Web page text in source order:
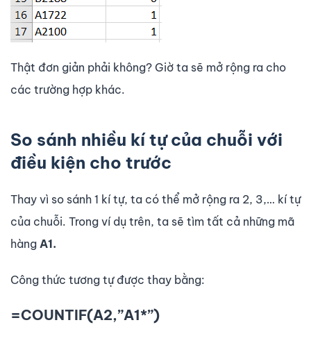
Thật đơn giản phải không? Giờ ta sẽ mở rộng ra cho
các trường hợp khác.
So sánh nhiều kí tự của chuỗi với
điều kiện cho trước
Thay vì so sánh 1 kí tự, ta có thể mở rộng ra 2, 3,… kí tự
của chuỗi. Trong ví dụ trên, ta sẽ tìm tất cả những mã
hàng A1.
Công thức tương tự được thay bằng:
=COUNTIF(A2,”A1*”)